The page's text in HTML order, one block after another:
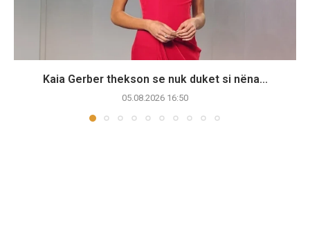
Kaia Gerber thekson se nuk duket si nëna...
05.08.2026 16:50